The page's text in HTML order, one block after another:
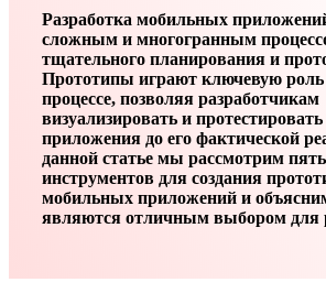
Разработка мобильных
сложным и многогранным
тщательного планирования и
Прототипы играют ключевую роль
процессе, позволяя разработчикам
визуализировать и
приложения до его фактической
данной статье мы рассмотрим
инструментов для создания
мобильных приложений и
являются отличным выбором для